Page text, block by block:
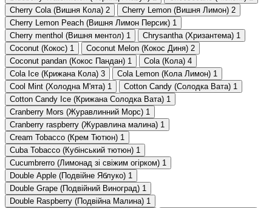
Cherry Cola (Вишня Кола) 2 Cherry Lemon (Вишня Лимон) 2
Cherry Lemon Peach (Вишня Лимон Персик) 1
Cherry menthol (Вишня ментол) 1 Chrysantha (Хризантема) 1
Coconut (Кокос) 1 Coconut Melon (Кокос Диня) 2
Coconut pandan (Кокос Пандан) 1 Cola (Кола) 4
Cola Ice (Крижана Кола) 3 Cola Lemon (Кола Лимон) 1
Cool Mint (Холодна М'ята) 1 Cotton Candy (Солодка Вата) 1
Cotton Candy Ice (Крижана Солодка Вата) 1
Cranberry Mors (Журавлинний Морс) 1
Cranberry raspberry (Журавлина малина) 1
Cream Tobacco (Крем Тютюн) 1
Cuba Tobacco (Кубінський тютюн) 1
Cucumbrerro (Лимонад зі свіжим огірком) 1
Double Apple (Подвійне Яблуко) 1
Double Grape (Подвійний Виноград) 1
Double Raspberry (Подвійна Малина) 1